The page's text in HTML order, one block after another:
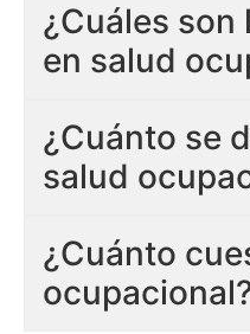
¿Cuáles
en salud
¿Cuánto se
salud
¿Cuánto